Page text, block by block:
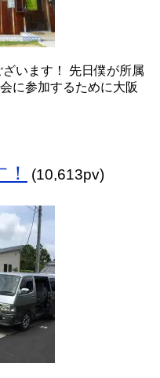
います！ 先日僕が所属
に参加するために大阪
(10,613pv)